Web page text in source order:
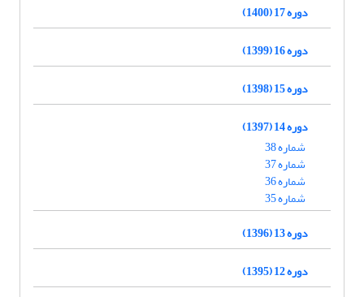
دوره 17 (1400)
دوره 16 (1399)
دوره 15 (1398)
دوره 14 (1397)
شماره 38
شماره 37
شماره 36
شماره 35
دوره 13 (1396)
دوره 12 (1395)